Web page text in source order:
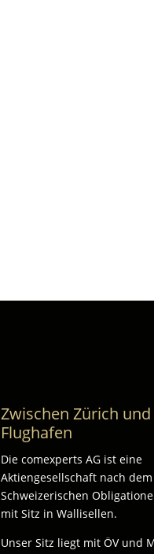
Zwischen Zürich und
Flughafen
Die comexperts AG ist eine
Aktiengesellschaft nach dem
Schweizerischen
mit Sitz in Wallisellen.
Unser Sitz liegt mit ÖV und